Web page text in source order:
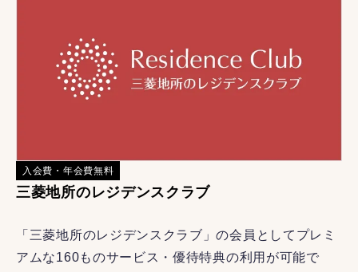
入会費・年会費無料
三菱地所のレジデンスクラブ
「三菱地所のレジデンスクラブ」の会員としてプレミ
アムな160ものサービス・優待特典の利用が可能で